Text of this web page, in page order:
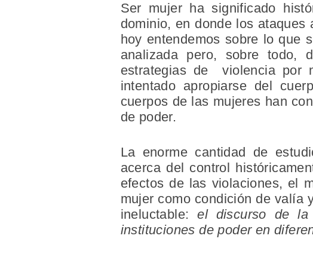
Ser mujer ha significado
dominio, en donde los
hoy entendemos sobre lo que
analizada pero, sobre todo,
estrategias de violencia por
intentado apropiarse del
cuerpos de las mujeres han
de poder.
La enorme cantidad de
acerca del control
efectos de las violaciones, el
mujer como condición de valía
ineluctable:el discurso de la
instituciones de poder en